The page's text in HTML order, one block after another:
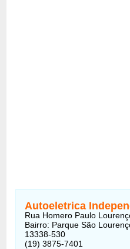
Autoeletrica
Rua Homero Paulo
Bairro: Parque São
13338-530
(19) 3875-7401